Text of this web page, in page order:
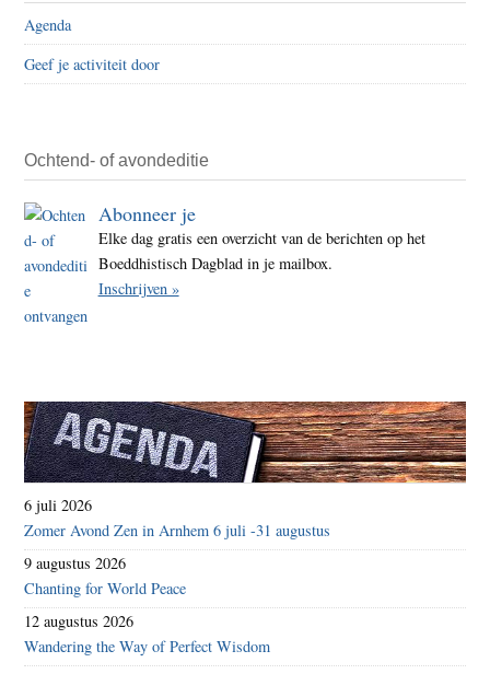
Agenda
Geef je activiteit door
Ochtend- of avondeditie
Abonneer je
Elke dag gratis een overzicht van de berichten op het
Boeddhistisch Dagblad in je mailbox.
Inschrijven »
6 juli 2026
Zomer Avond Zen in Arnhem 6 juli -31 augustus
9 augustus 2026
Chanting for World Peace
12 augustus 2026
Wandering the Way of Perfect Wisdom